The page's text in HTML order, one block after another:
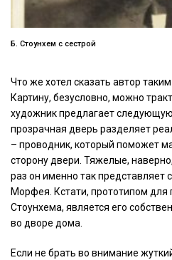
Б. Стоунхем с сестрой
Что же хотел сказать автор
Картину, безусловно, можно
художник предлагает
прозрачная дверь разделяет
– проводник, который поможет
сторону двери. Тяжелые,
раз он именно так представляет
Морфея. Кстати, прототипом для
Стоунхема, является его
во дворе дома.
Если не брать во внимание